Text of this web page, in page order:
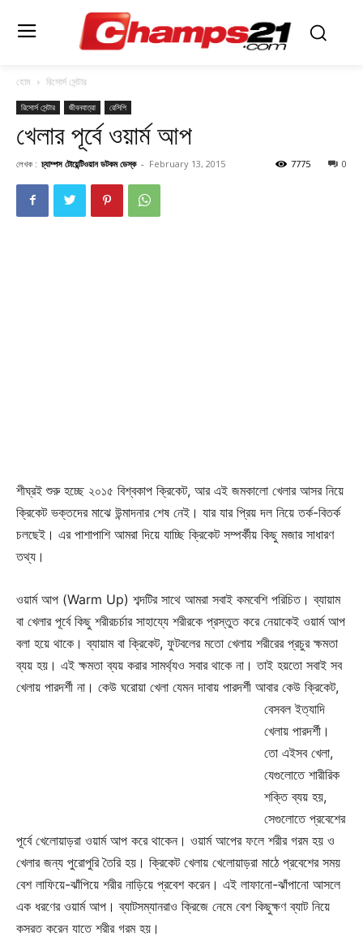
হোম রিসোর্স সেন্টার
রিসোর্স সেন্টার জীবনযাত্রা রেসিপি
খেলার পূর্বে ওয়ার্ম আপ
লেখক : চ্যাম্পস টোয়েন্টিওয়ান ডটকম ডেস্ক - February 13, 2015 0
7775
শীঘ্রই শুরু হচ্ছে ২০১৫ বিশ্বকাপ ক্রিকেট, আর এই জমকালো খেলার আসর নিয়ে
ক্রিকেট ভক্তদের মাঝে উন্মাদনার শেষ নেই। যার যার প্রিয় দল নিয়ে তর্ক-বিতর্ক
চলছেই। এর পাশাপাশি আমরা দিয়ে যাচ্ছি ক্রিকেট সম্পর্কীয় কিছু মজার সাধারণ
তথ্য।
ওয়ার্ম আপ (Warm Up) শব্দটির সাথে আমরা সবাই কমবেশি পরিচিত। ব্যায়াম
বা খেলার পূর্বে কিছু শরীরচর্চার সাহায্যে শরীরকে প্রস্তুত করে নেয়াকেই ওয়ার্ম আপ
বলা হয়ে থাকে। ব্যায়াম বা ক্রিকেট, ফুটবলের মতো খেলায় শরীরের প্রচুর ক্ষমতা
ব্যয় হয়। এই ক্ষমতা ব্যয় করার সামর্থ্যও সবার থাকে না। তাই হয়তো সবাই সব
খেলায় পারদর্শী না। কেউ ঘরোয়া খেলা যেমনদাবায় পারদর্শী আবার কেউ ক্রিকেট,
বেসবল ইত্যাদি
খেলায় পারদর্শী।
তো এইসব খেলা,
যেগুলোতে শারীরিক
শক্তি ব্যয় হয়,
সেগুলোতে প্রবেশের
পূর্বে খেলোয়াড়রা ওয়ার্ম আপ করে থাকেন। ওয়ার্ম আপের ফলে শরীর গরম হয় ও
খেলার জন্য পুরোপুরি তৈরি হয়। ক্রিকেট খেলায় খেলোয়াড়রা মাঠে প্রবেশের সময়
বেশ লাফিয়ে-ঝাঁপিয়ে শরীর নাড়িয়ে প্রবেশ করেন। এই লাফানো-ঝাঁপানো আসলে
এক ধরণের ওয়ার্ম আপ। ব্যাটসম্যানরাও ক্রিজে নেমে বেশ কিছুক্ষণ ব্যাট নিয়ে
কসরত করেন যাতে শরীর গরম হয়।